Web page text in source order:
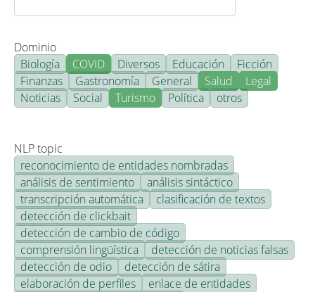
Dominio
Biología
COVID Diversos Educación
Ficción
Finanzas
Gastronomía General Salud
Legal
Noticias
Social Turismo Política otros
NLP topic
reconocimiento de entidades nombradas
análisis de sentimiento
análisis sintáctico
transcripción automática
clasificación de textos
detección de clickbait
detección de cambio de código
comprensión lingüística
detección de noticias falsas
detección de odio
detección de sátira
elaboración de perfiles
enlace de entidades